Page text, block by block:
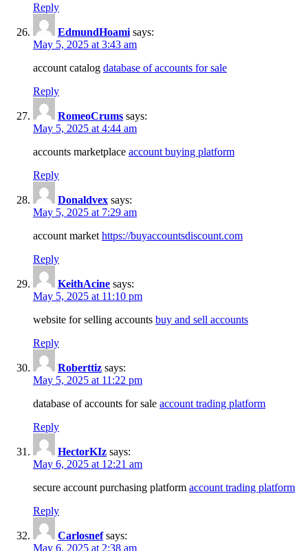
Reply
EdmundHoami says:
May 5, 2025 at 3:43 am
account catalog database of accounts for sale
Reply
RomeoCrums says:
May 5, 2025 at 4:44 am
accounts marketplace account buying platform
Reply
Donaldvex says:
May 5, 2025 at 7:29 am
account market https://buyaccountsdiscount.com
Reply
KeithAcine says:
May 5, 2025 at 11:10 pm
website for selling accounts buy and sell accounts
Reply
Roberttiz says:
May 5, 2025 at 11:22 pm
database of accounts for sale account trading platform
Reply
HectorKIz says:
May 6, 2025 at 12:21 am
secure account purchasing platform account trading platform
Reply
Carlosnef says:
May 6, 2025 at 2:38 am